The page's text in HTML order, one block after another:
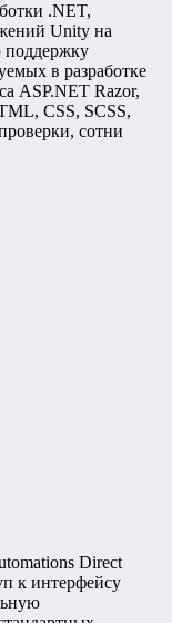
.NET,
Unity на
в разработке
ASP.NET Razor,
CSS, SCSS,
сотни
Direct
к интерфейсу